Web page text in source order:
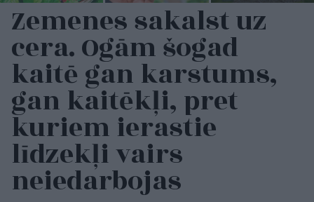
Zemenes sakalst uz
cera. Ogām šogad
kaitē gan karstums,
gan kaitēkļi, pret
kuriem ierastie
līdzekļi vairs
neiedarbojas